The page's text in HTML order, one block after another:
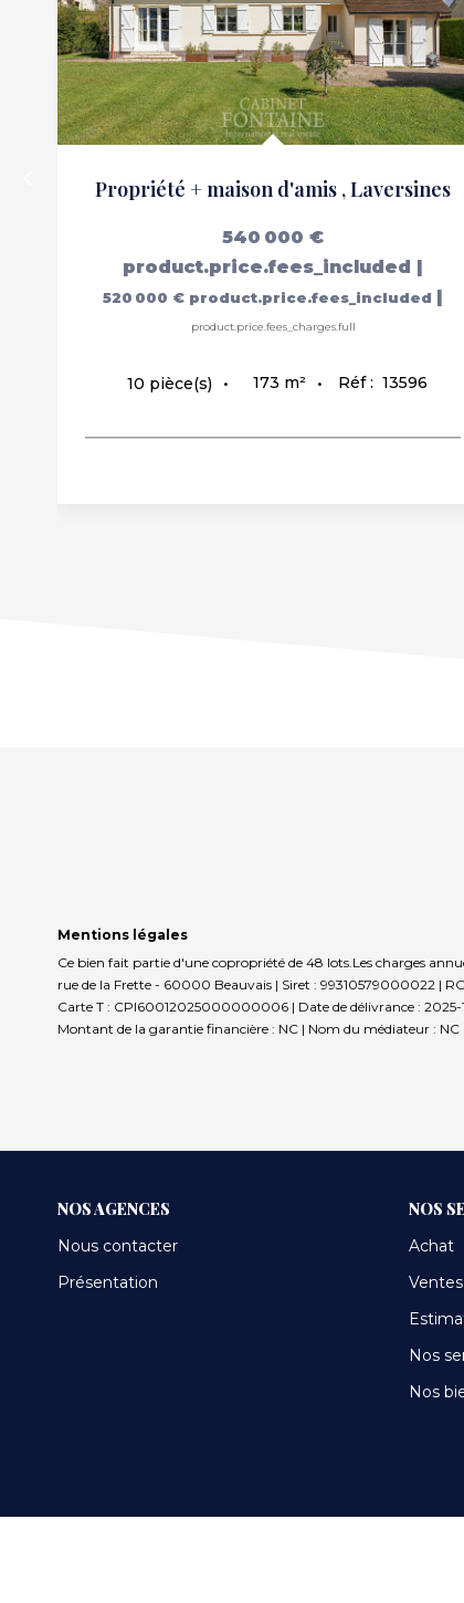
Propriété + maison d'amis ,Laversines
540 000 €
product.price.fees_included |
520 000 € product.price.fees_included |
product.price.fees_charges.full
10 pièce(s) 173 m² Réf : 13596
Mentions légales
Ce bien fait partie d'une copropriété de 48 lots.Les charges
rue de la Frette - 60000 Beauvais | Siret : 99310579000022 |
Carte T : CPI60012025000000006 | Date de délivrance : 2025-
Montant de la garantie financière : NC | Nom du médiateur : NC
NOS AGENCES
Nous contacter
Présentation
NOS
Achat
Ventes
Nos
Nos